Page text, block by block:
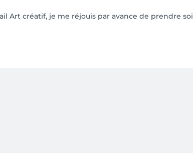
Art créatif, je me réjouis par avance de prendre